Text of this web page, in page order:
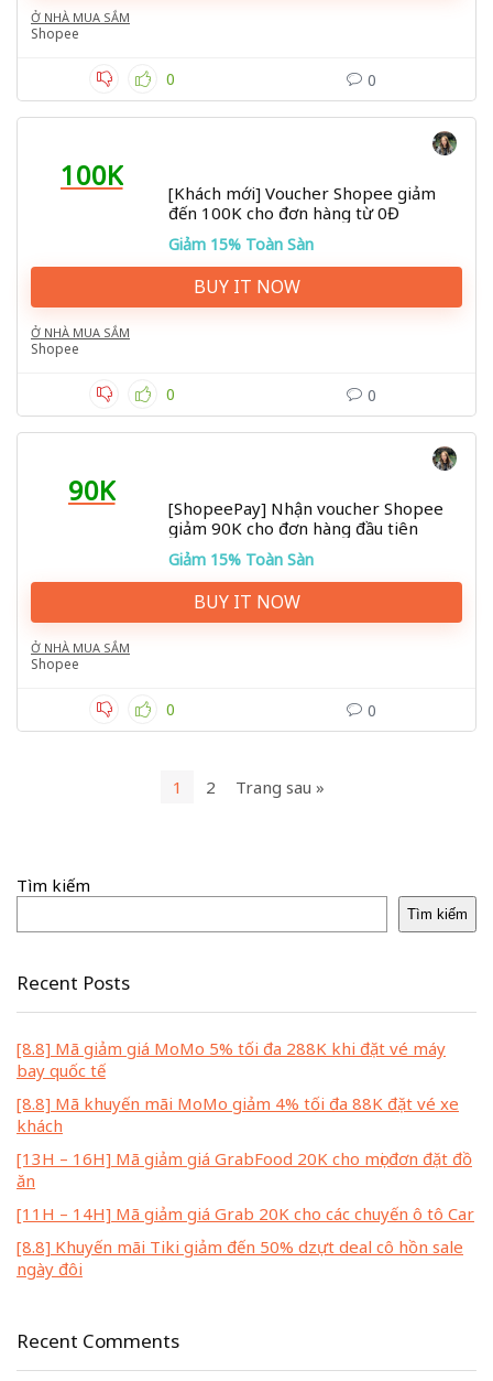
Ở NHÀ MUA SẮM
Shopee
0 0
100K
[Khách mới] Voucher Shopee giảm
đến 100K cho đơn hàng từ 0Đ
Giảm 15% Toàn Sàn
BUY IT NOW
Ở NHÀ MUA SẮM
Shopee
0 0
90K
[ShopeePay] Nhận voucher Shopee
giảm 90K cho đơn hàng đầu tiên
Giảm 15% Toàn Sàn
BUY IT NOW
Ở NHÀ MUA SẮM
Shopee
0 0
1 2 Trang sau »
Tìm kiếm
Tìm kiếm
Recent Posts
[8.8] Mã giảm giá MoMo 5% tối đa 288K khi đặt vé máy
bay quốc tế
[8.8] Mã khuyến mãi MoMo giảm 4% tối đa 88K đặt vé xe
khách
[13H – 16H] Mã giảm giá GrabFood 20K cho mọi đơn đặt đồ
ăn
[11H – 14H] Mã giảm giá Grab 20K cho các chuyến ô tô Car
[8.8] Khuyến mãi Tiki giảm đến 50% dzựt deal cô hồn sale
ngày đôi
Recent Comments